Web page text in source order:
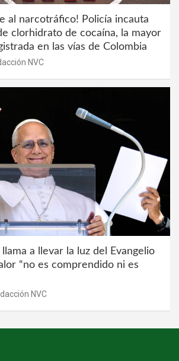
al narcotráfico! Policía incauta
clorhidrato de cocaína, la mayor
en las vías de Colombia
NVC
llama a llevar la luz del Evangelio
“no es comprendido ni es
NVC